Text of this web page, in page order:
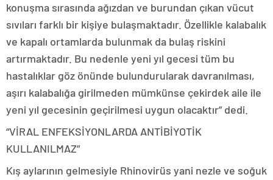
konuşma sırasında ağızdan ve burundan çıkan vücut
sıvıları farklı bir kişiye bulaşmaktadır. Özellikle kalabalık
ve kapalı ortamlarda bulunmak da bulaş riskini
artırmaktadır. Bu nedenle yeni yıl gecesi tüm bu
hastalıklar göz önünde bulundurularak davranılması,
aşırı kalabalığa girilmeden mümkünse çekirdek aile ile
yeni yıl gecesinin geçirilmesi uygun olacaktır” dedi.
“VİRAL ENFEKSİYONLARDA ANTİBİYOTİK
KULLANILMAZ”
Kış aylarının gelmesiyle Rhinovirüs yani nezle ve soğuk